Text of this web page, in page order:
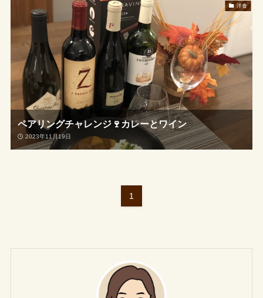
洋食
ペアリングチャレンジ🍷カレーとワイン
2023年11月19日
1